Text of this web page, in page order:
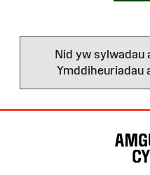
Nid yw sylwadau
Ymddiheuriadau